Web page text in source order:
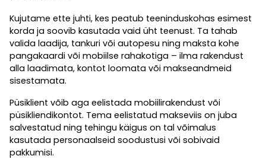
Kujutame ette juhti, kes peatub teeninduskohas esimest
korda ja soovib kasutada vaid üht teenust. Ta tahab
valida laadija, tankuri või autopesu ning maksta kohe
pangakaardi või mobiilse rahakotiga – ilma rakendust
alla laadimata, kontot loomata või makseandmeid
sisestamata.
Püsiklient võib aga eelistada mobiilirakendust või
püsikliendikontot. Tema eelistatud makseviis on juba
salvestatud ning tehingu käigus on tal võimalus
kasutada personaalseid soodustusi või sobivaid
pakkumisi.